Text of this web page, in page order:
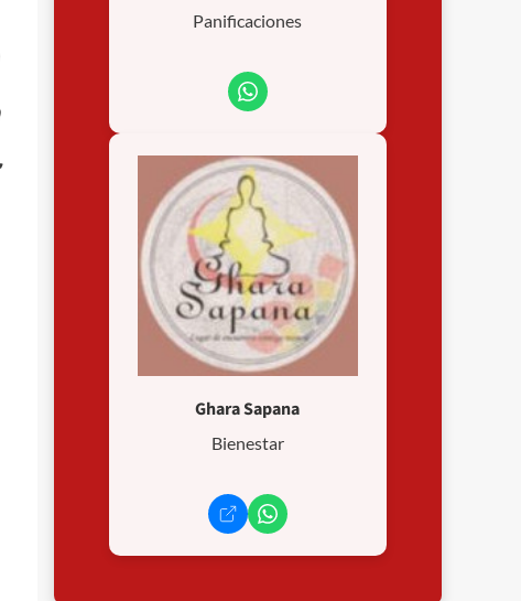
Panificaciones
Ghara Sapana
Bienestar